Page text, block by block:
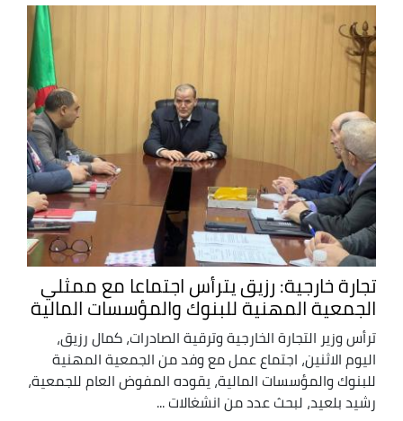
تجارة خارجية: رزيق يترأس اجتماعا مع ممثلي
الجمعية المهنية للبنوك والمؤسسات المالية
ترأس وزير التجارة الخارجية وترقية الصادرات، كمال رزيق،
اليوم الاثنين، اجتماع عمل مع وفد من الجمعية المهنية
للبنوك والمؤسسات المالية، يقوده المفوض العام للجمعية،
رشيد بلعيد، لبحث عدد من انشغالات ...